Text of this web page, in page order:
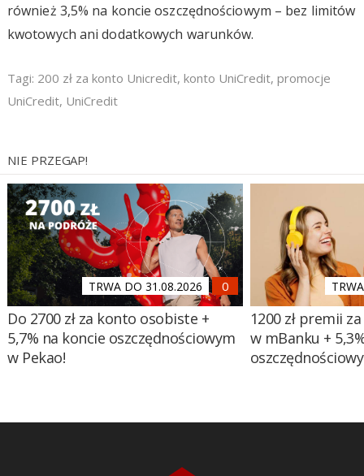
również 3,5% na koncie oszczędnościowym – bez limitów
kwotowych ani dodatkowych warunków.
Tagi: 200 zł za konto Unicredit, konto UniCredit, promocje
UniCredit, UniCredit
NIE PRZEGAP!
TRWA DO 31.08.2026
Do 2700 zł za konto osobiste +
5,7% na koncie oszczędnościowym
w Pekao!
1200 zł premii
w mBanku +